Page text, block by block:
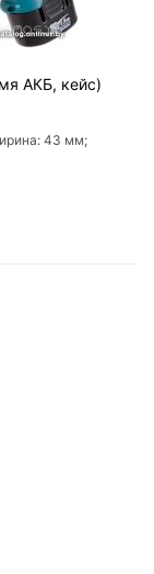
АКБ, кейс)
43 мм;